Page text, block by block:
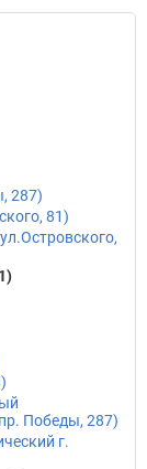
287)
81)
Победы, 287)
г.